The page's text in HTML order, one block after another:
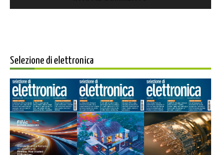
Selezione di elettronica